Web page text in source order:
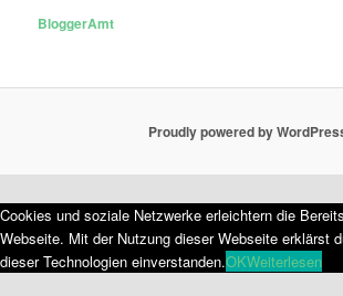
BloggerAmt
Proudly powered by
Cookies und soziale Netzwerke erleichtern die
Webseite. Mit der Nutzung dieser Webseite erklärst
dieser Technologien einverstanden.OKWeiterlesen